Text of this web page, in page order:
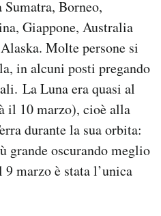
Borneo,
Giappone, Australia
Molte persone si
in alcuni posti pregando
La Luna era quasi al
il 10 marzo), cioè alla
durante la sua orbita:
grande oscurando meglio
marzo è stata l’unica